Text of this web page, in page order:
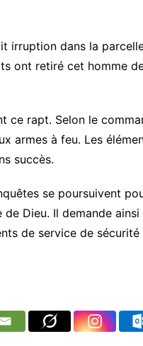
irruption dans la
ont retiré cet homme
ce rapt. Selon le
armes à feu. Les
succès.
se poursuivent
Dieu. Il demande ainsi
de service de sécurité